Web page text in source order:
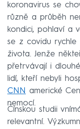
koronavirus se
různě a průběh
kondici, pohlaví a
se z covidu
života. Jenže
přetrvávají i
lidí, kteří nebyli
CNN americké
nemocí.
Čínskou studii
relevantní.